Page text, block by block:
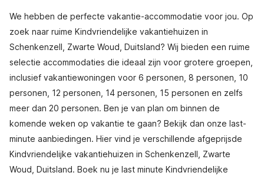
We hebben de perfecte vakantie-accommodatie voor jou. Op
zoek naar ruime Kindvriendelijke vakantiehuizen in
Schenkenzell, Zwarte Woud, Duitsland? Wij bieden een ruime
selectie accommodaties die ideaal zijn voor grotere groepen,
inclusief vakantiewoningen voor 6 personen, 8 personen, 10
personen, 12 personen, 14 personen, 15 personen en zelfs
meer dan 20 personen. Ben je van plan om binnen de
komende weken op vakantie te gaan? Bekijk dan onze last-
minute aanbiedingen. Hier vind je verschillende afgeprijsde
Kindvriendelijke vakantiehuizen in Schenkenzell, Zwarte
Woud, Duitsland. Boek nu je last minute Kindvriendelijke